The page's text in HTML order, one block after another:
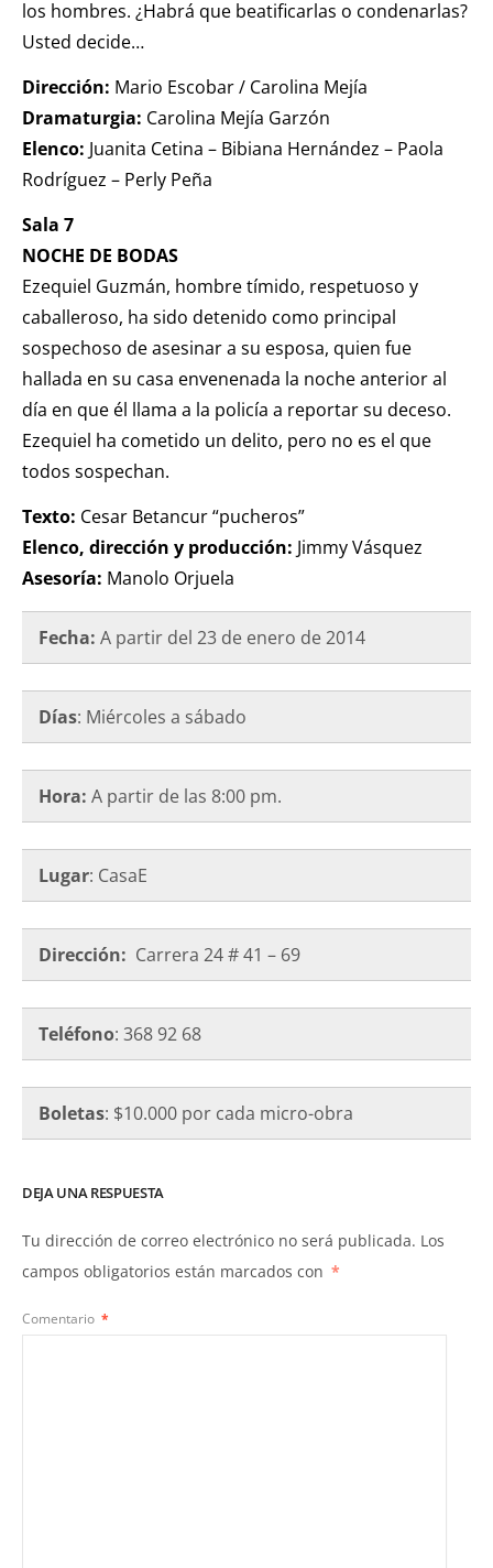
los hombres. ¿Habrá que beatificarlas o condenarlas?
Usted decide…
Dirección: Mario Escobar / Carolina Mejía
Dramaturgia: Carolina Mejía Garzón
Elenco: Juanita Cetina – Bibiana Hernández – Paola
Rodríguez – Perly Peña
Sala 7
NOCHE DE BODAS
Ezequiel Guzmán, hombre tímido, respetuoso y
caballeroso, ha sido detenido como principal
sospechoso de asesinar a su esposa, quien fue
hallada en su casa envenenada la noche anterior al
día en que él llama a la policía a reportar su deceso.
Ezequiel ha cometido un delito, pero no es el que
todos sospechan.
Texto: Cesar Betancur “pucheros”
Elenco, dirección y producción: Jimmy Vásquez
Asesoría: Manolo Orjuela
Fecha: A partir del 23 de enero de 2014
Días: Miércoles a sábado
Hora: A partir de las 8:00 pm.
Lugar: CasaE
Dirección: Carrera 24 # 41 – 69
Teléfono: 368 92 68
Boletas: $10.000 por cada micro-obra
DEJA UNA RESPUESTA
Tu dirección de correo electrónico no será publicada. Los
campos obligatorios están marcados con *
Comentario *